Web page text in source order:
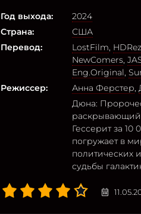
Год выхода:
2024
Страна:
США
Перевод:
LostFilm,
NewComers,
Eng.Original,
Режиссер:
Анна Ферстер,
Дюна:
раскрывающий
Гессерит за
погружает в
политических
судьбы